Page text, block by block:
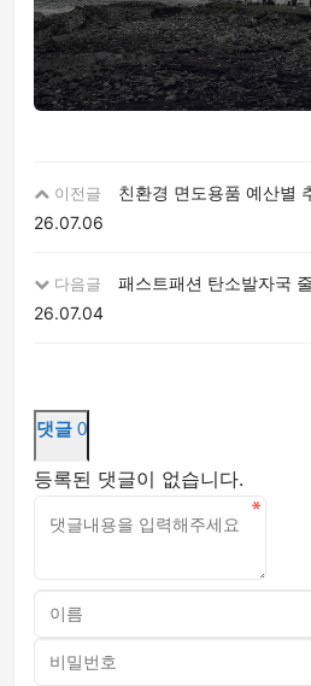
이전글
친환경 면도용품 예산별
26.07.06
다음글
패스트패션 탄소발자국
26.07.04
댓글 0
등록된 댓글이 없습니다.